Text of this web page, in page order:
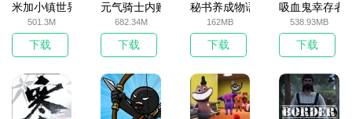
米加小镇世界2025官方版
501.3M
下载
元气骑士内购破解版
682.34M
下载
秘书养成物语
162MB
下载
吸血鬼幸存者
538.93MB
下载